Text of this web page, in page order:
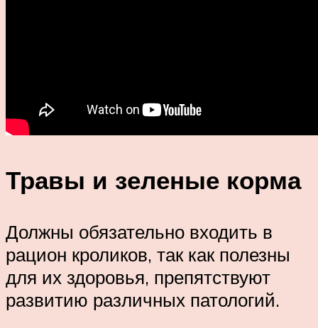
Травы и зеленые корма
Должны обязательно входить в
рацион кроликов, так как полезны
для их здоровья, препятствуют
развитию различных патологий.